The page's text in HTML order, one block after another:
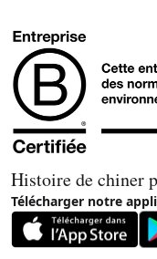
Histoire de chiner
Télécharger notre